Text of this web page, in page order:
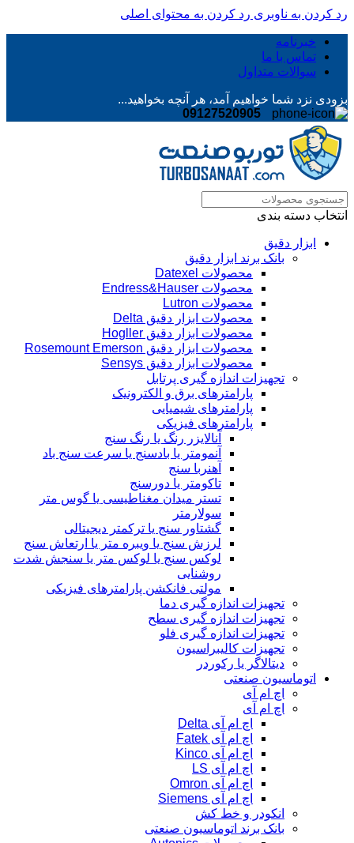
رد کردن به ناوبری رد کردن به محتوای اصلی
خبرنامه
تماس با ما
سوالات متداول
بزودی نزد شما خواهیم آمد، هر آنچه بخواهید...
09127520905
انتخاب دسته بندی
ابزار دقیق
بانک برند ابزار دقیق
محصولات Datexel
محصولات Endress&Hauser
محصولات Lutron
محصولات ابزار دقیق Delta
محصولات ابزار دقیق Hogller
محصولات ابزار دقیق Rosemount Emerson
محصولات ابزار دقیق Sensys
تجهیزات اندازه گیری پرتابل
پارامترهای برق و الکترونیک
پارامترهای شیمیایی
پارامترهای فیزیکی
آنالایزر رنگ یا رنگ سنج
آنمومتر یا بادسنج یا سرعت سنج باد
آهنربا سنج
تاکومتر یا دورسنج
تستر میدان مغناطیسی یا گوس متر
سولارمتر
گشتاور سنج یا ترکمتر دیجیتالی
لرزش سنج یا ویبره متر یا ارتعاش سنج
لوکس سنج یا لوکس متر یا سنجش شدت
روشنایی
مولتی فانکشن پارامترهای فیزیکی
تجهیزات اندازه گیری دما
تجهیزات اندازه گیری سطح
تجهیزات اندازه گیری فلو
تجهیزات کالیبراسیون
دیتالاگر یا رکوردر
اتوماسیون صنعتی
اچ ام آی
اچ ام آی
اچ ام آی Delta
اچ ام آی Fatek
اچ ام آی Kinco
اچ ام آی LS
اچ ام آی Omron
اچ ام آی Siemens
انکودر و خط کش
بانک برند اتوماسیون صنعتی